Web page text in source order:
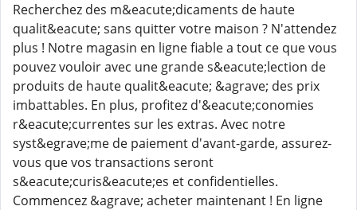
Recherchez des m&eacute;dicaments de haute
qualit&eacute; sans quitter votre maison ? N'attendez
plus ! Notre magasin en ligne fiable a tout ce que vous
pouvez vouloir avec une grande s&eacute;lection de
produits de haute qualit&eacute; &agrave; des prix
imbattables. En plus, profitez d'&eacute;conomies
r&eacute;currentes sur les extras. Avec notre
syst&egrave;me de paiement d'avant-garde, assurez-
vous que vos transactions seront
s&eacute;curis&eacute;es et confidentielles.
Commencez &agrave; acheter maintenant ! En ligne